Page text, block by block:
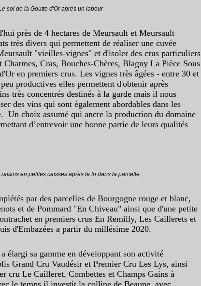
sol de la Goutte d'Or après un labour
près de 4 hectares de Meursault et Meursault
très divers qui permettent de réaliser une cuvée
"vieilles-vignes" et d'isoler des crus particuliers
Charmes, Cras, Bouches-Chères, Blagny La Pièce Sous
en premiers crus. Les vignes très âgées - entre 30 et
productives elles permettent d'obtenir après
très concentrés destinés à la garde mais il nous
des vins qui sont également abordables dans les
Un choix assumé qui ancre la production du domaine
d’entrevoir une bonne partie de leurs qualités
en petites caisses après le tri dans la parcelle
par des parcelles de Bourgogne rouge et blanc,
et de Pommard "En Chiveau" ainsi que d'une petite
en premiers crus En Remilly, Les Caillerets et
d'Embazées a partir du millésime 2020.
élargi sa gamme en développant son activité
Grand Cru Vaudésir et Premier Cru Les Lys, ainsi
cru Le Cailleret, Combettes et Champs Gains à
le temps il investit la colline de Beaune avec